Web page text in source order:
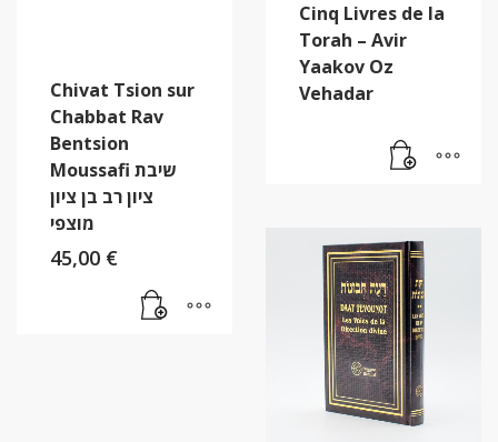
Chivat Tsion sur
Chabbat Rav
Bentsion
Moussafi שיבת
ציון רב בן ציון
מוצפי
45,00 €
Cinq Livres de la
Torah – Avir
Yaakov Oz
Vehadar